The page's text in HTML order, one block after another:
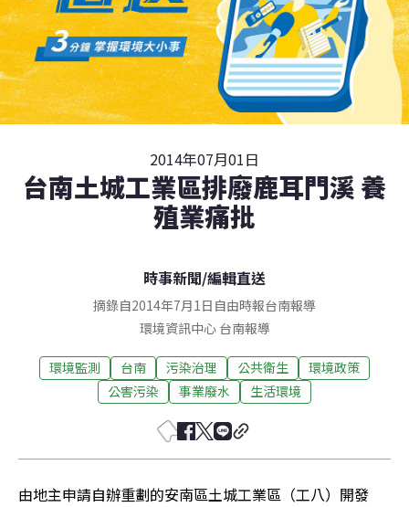
2014年07月01日
台南土城工業區排廢鹿耳門溪 養
殖業痛批
時事新聞/編輯直送
摘錄自2014年7月1日自由時報台南報導
環境資訊中心 台南報導
環境監測 台南 污染治理 公共衛生
環境政策
公害污染
事業廢水 生活環境
由地主申請自辦重劃的安南區土城工業區（工八）開發